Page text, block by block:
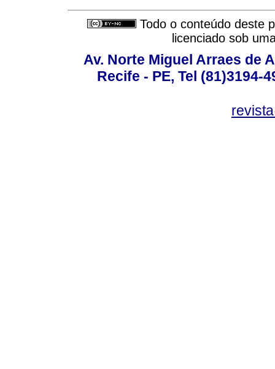
Todo o conteúdo deste
licenciado sob
Av. Norte Miguel Arraes de
Recife - PE, Tel (81)3194-